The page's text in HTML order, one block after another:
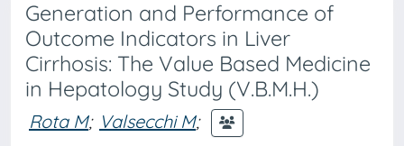
Generation and Performance of
Outcome Indicators in Liver
Cirrhosis: The Value Based Medicine
in Hepatology Study (V.B.M.H.)
Rota M; Valsecchi M;